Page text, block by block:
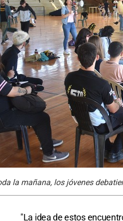
la mañana, los jóvenes
"La idea de estos